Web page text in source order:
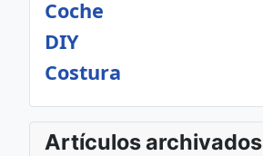
Coche
DIY
Costura
Artículos archivados